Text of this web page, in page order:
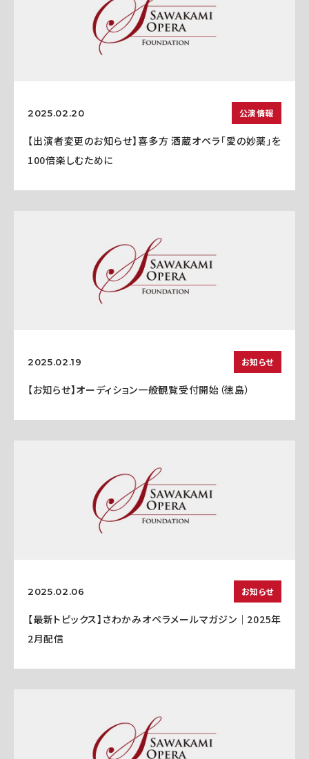
2025.02.20 公演情報
【出演者変更のお知らせ】喜多方 酒蔵オペラ「愛の妙薬」を
100倍楽しむために
2025.02.19 お知らせ
【お知らせ】オーディション一般観覧受付開始（徳島）
2025.02.06 お知らせ
【最新トピックス】さわかみオペラメールマガジン｜2025年
2月配信